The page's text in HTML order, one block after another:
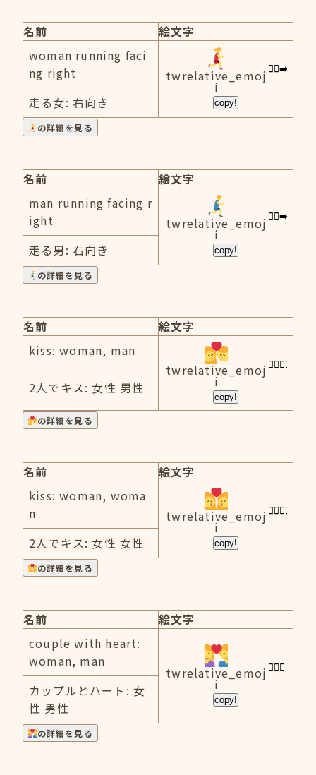
名前
絵文字
woman running faci
ng right
twrelative_emoj
i
copy!
走る女: 右向き
の詳細を見る
名前
絵文字
man running facing r
ight
twrelative_emoj
i
copy!
走る男: 右向き
の詳細を見る
名前
絵文字
kiss: woman, man
twrelative_emoj
i
copy!
2人でキス: 女性 男性
の詳細を見る
名前
絵文字
kiss: woman, woma
n
twrelative_emoj
i
copy!
2人でキス: 女性 女性
の詳細を見る
名前
絵文字
couple with heart:
woman, man
twrelative_emoj
i
copy!
カップルとハート: 女
性 男性
の詳細を見る